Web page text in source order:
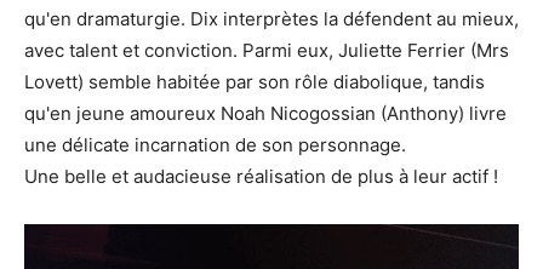
qu'en dramaturgie. Dix interprètes la défendent au mieux,
avec talent et conviction. Parmi eux, Juliette Ferrier (Mrs
Lovett) semble habitée par son rôle diabolique, tandis
qu'en jeune amoureux Noah Nicogossian (Anthony) livre
une délicate incarnation de son personnage.
Une belle et audacieuse réalisation de plus à leur actif !